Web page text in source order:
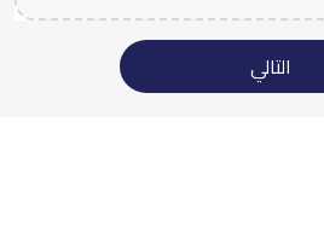
التالي